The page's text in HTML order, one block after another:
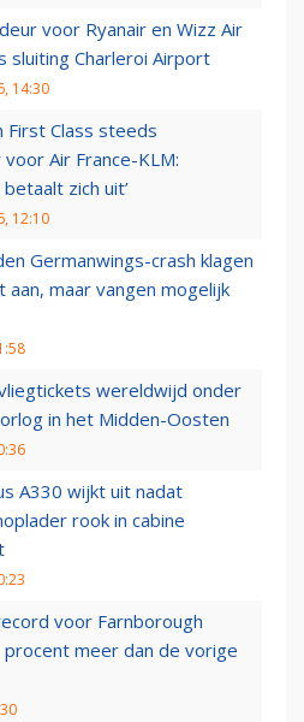
voor Ryanair en Wizz Air
sluiting Charleroi Airport
14:30
First Class steeds
Air France-KLM:
zich uit’
12:10
Germanwings-crash klagen
aan, maar vangen mogelijk
wereldwijd onder
in het Midden-Oosten
A330 wijkt uit nadat
rook in cabine
voor Farnborough
procent meer dan de vorige